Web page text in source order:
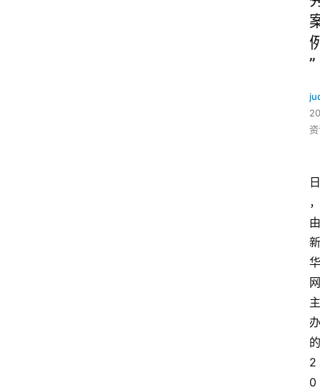
”
日
，
由
新
华
网
主
办
的
2
0